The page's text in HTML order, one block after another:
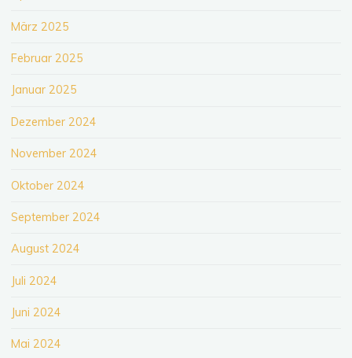
März 2025
Februar 2025
Januar 2025
Dezember 2024
November 2024
Oktober 2024
September 2024
August 2024
Juli 2024
Juni 2024
Mai 2024